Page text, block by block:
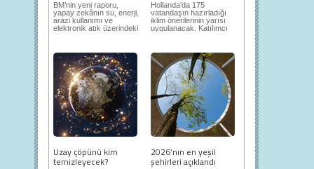
BM’nin yeni raporu,
yapay zekânın su, enerji,
arazi kullanımı ve
elektronik atık üzerindeki
Hollanda’da 175
vatandaşın hazırladığı
iklim önerilerinin yarısı
uygulanacak. Katılımcı
Uzay çöpünü kim
temizleyecek?
2026’nın en yeşil
şehirleri açıklandı